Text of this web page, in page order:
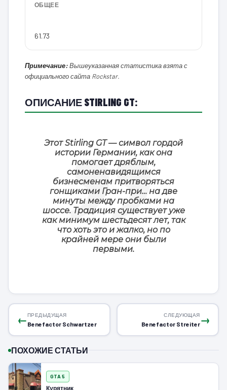
ОБЩЕЕ
61.73
Примечание:Вышеуказанная статистика взята с
официального сайта Rockstar.
ОПИСАНИЕ STIRLING GT:
Этот Stirling GT — символ гордой
истории Германии, как она
помогает дряблым,
самоненавидящимся
бизнесменам притворяться
гонщиками Гран-при… на две
минуты между пробками на
шоссе. Традиция существует уже
как минимум шестьдесят лет, так
что хоть это и жалко, но по
крайней мере они были
первыми.
←ПРЕДЫДУЩАЯ
Benefactor Schwartzer →
СЛЕДУЮЩАЯ
Benefactor Streiter
ПОХОЖИЕ СТАТЬИ
GTA 5
Курятник